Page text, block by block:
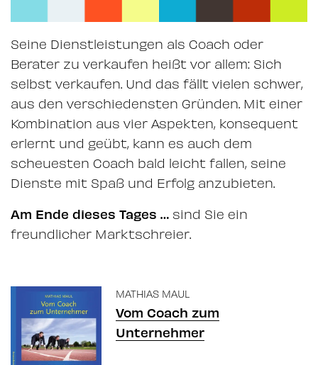
Seine Dienstleistungen als Coach oder
Berater zu verkaufen heißt vor allem: Sich
selbst verkaufen. Und das fällt vielen schwer,
aus den verschiedensten Gründen. Mit einer
Kombination aus vier Aspekten, konsequent
erlernt und geübt, kann es auch dem
scheuesten Coach bald leicht fallen, seine
Dienste mit Spaß und Erfolg anzubieten.
Am Ende dieses Tages … sind Sie ein
freundlicher Marktschreier.
MATHIAS MAUL
Vom Coach zum
Unternehmer